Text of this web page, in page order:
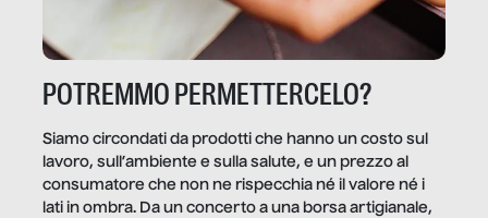
POTREMMO PERMETTERCELO?
Siamo circondati da prodotti che hanno un costo sul
lavoro, sull’ambiente e sulla salute, e un prezzo al
consumatore che non ne rispecchia né il valore né i
lati in ombra. Da un concerto a una borsa artigianale,